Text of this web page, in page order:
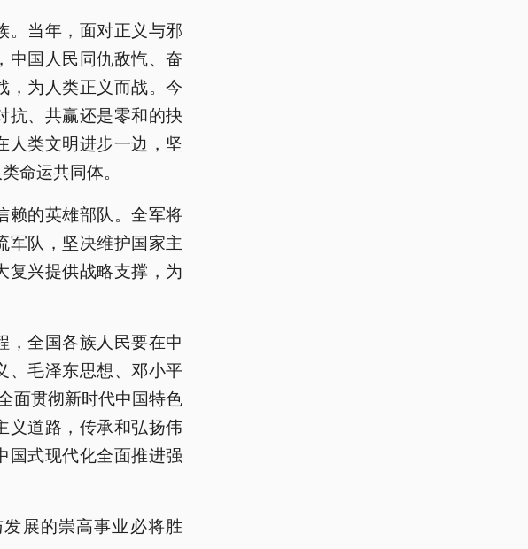
。当年，面对正义与邪
中国人民同仇敌忾、奋
，为人类正义而战。今
抗、共赢还是零和的抉
人类文明进步一边，坚
命运共同体。
赖的英雄部队。全军将
军队，坚决维护国家主
复兴提供战略支撑，为
，全国各族人民要在中
、毛泽东思想、邓小平
面贯彻新时代中国特色
义道路，传承和弘扬伟
国式现代化全面推进强
展的崇高事业必将胜